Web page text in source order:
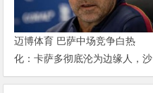
迈博体育 巴萨中场竞争白热
化：卡萨多彻底沦为边缘人，沙
特高薪邀约引发去留两难